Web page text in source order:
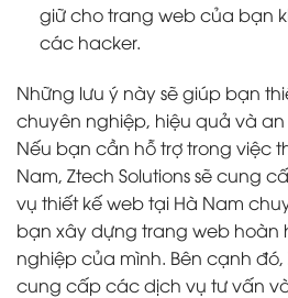
giữ cho trang web của bạn
các hacker.
Những lưu ý này sẽ giúp bạn
chuyên nghiệp, hiệu quả và
Nếu bạn cần hỗ trợ trong việc
Nam, Ztech Solutions sẽ cung
vụ thiết kế web tại Hà Nam
bạn xây dựng trang web hoàn
nghiệp của mình. Bên cạnh đó,
cung cấp các dịch vụ tư vấn